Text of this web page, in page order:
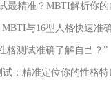
最精准？MBTI解析你的
与16型人格快速准
格测试准确了解自己？”
：精准定位你的性格特